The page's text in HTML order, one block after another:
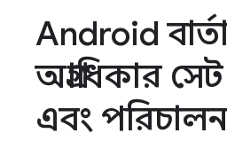
Android
অগ্রাধিকার
এবং